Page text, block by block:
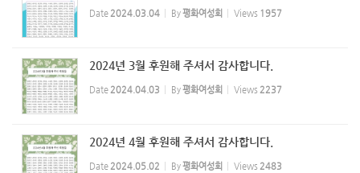
Date 2024.03.04 By평화여성회 Views 1957
2024년 3월 후원해 주셔서 감사합니다.
Date 2024.04.03 By평화여성회 Views 2237
2024년 4월 후원해 주셔서 감사합니다.
Date 2024.05.02 By평화여성회 Views 2483